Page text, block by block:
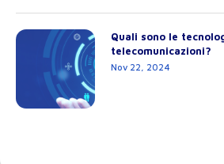
Quali sono le
telecomunicazioni?
Nov 22, 2024